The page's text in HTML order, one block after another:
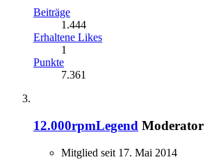
Beiträge
1.444
Erhaltene Likes
1
Punkte
7.361
12.000rpmLegend Moderator
Mitglied seit 17. Mai 2014